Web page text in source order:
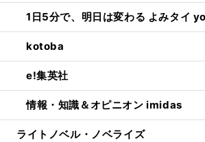
1日5分で、明日は変わる よみタイ
kotoba
e!集英社
情報・知識＆オピニオン imidas
ライトノベル・ノベライズ